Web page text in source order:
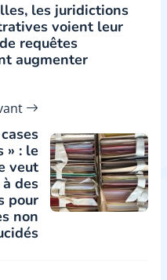
les juridictions
voient leur
requêtes
augmenter
» : le
veut
des
pour
non